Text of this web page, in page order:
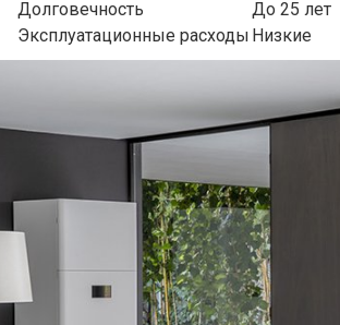
Долговечность
До 25 лет
Эксплуатационные расходы Низкие